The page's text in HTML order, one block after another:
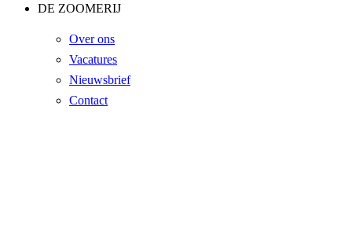
DE ZOOMERIJ
Over ons
Vacatures
Nieuwsbrief
Contact